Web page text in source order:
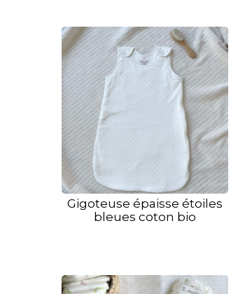
Gigoteuse épaisse étoiles
bleues coton bio